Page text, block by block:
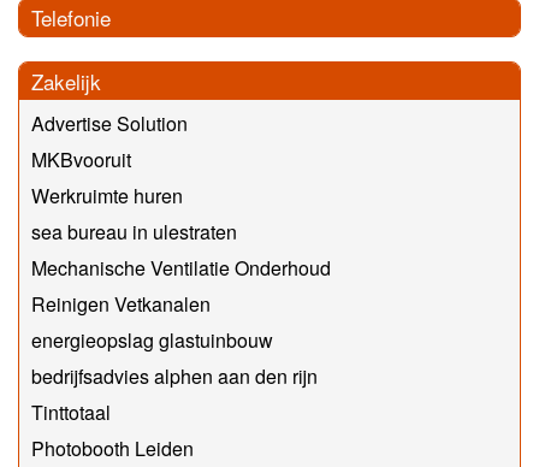
Telefonie
Zakelijk
Advertise Solution
MKBvooruit
Werkruimte huren
sea bureau in ulestraten
Mechanische Ventilatie Onderhoud
Reinigen Vetkanalen
energieopslag glastuinbouw
bedrijfsadvies alphen aan den rijn
Tinttotaal
Photobooth Leiden